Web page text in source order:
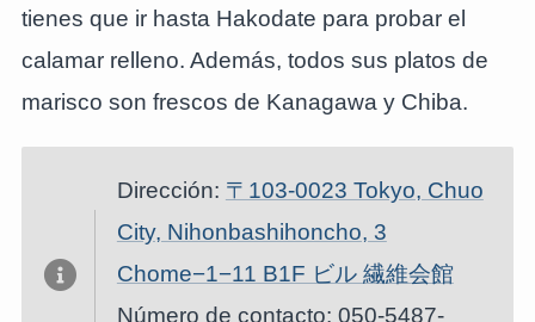
tienes que ir hasta Hakodate para probar el
calamar relleno. Además, todos sus platos de
marisco son frescos de Kanagawa y Chiba.
Dirección: 〒103-0023 Tokyo, Chuo
City, Nihonbashihoncho, 3
Chome−1−11 B1F ビル 繊維会館
Número de contacto: 050-5487-